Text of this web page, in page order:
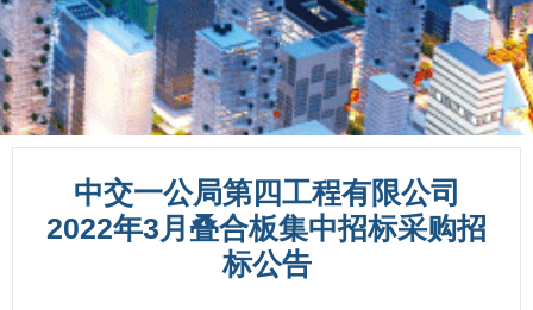
中交一公局第四工程有限公司
2022年3月叠合板集中招标采购招
标公告